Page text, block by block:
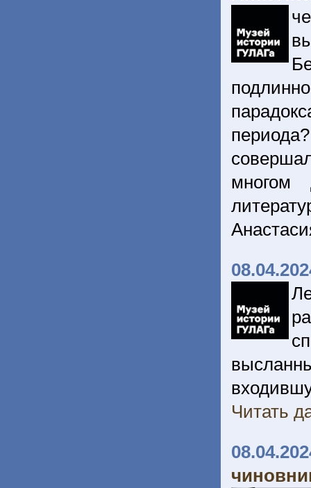
многом
Читать